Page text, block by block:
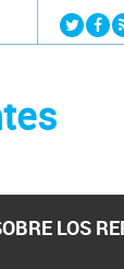
Jump
LOS